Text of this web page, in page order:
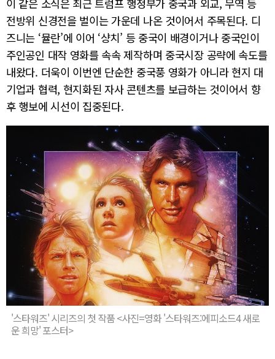
이 같은 소식은 최근 트럼프 행정부가 중국과 외교, 무역 등
전방위 신경전을 벌이는 가운데 나온 것이어서 주목된다. 디
즈니는 ‘뮬란’에 이어 ‘샹치’ 등 중국이 배경이거나 중국인이
주인공인 대작 영화를 속속 제작하며 중국시장 공략에 속도를
내왔다. 더욱이 이번엔 단순한 중국풍 영화가 아니라 현지 대
기업과 협력, 현지화된 자사 콘텐츠를 보급하는 것이어서 향
후 행보에 시선이 집중된다.
'스타워즈' 시리즈의 첫 작품 <사진=영화 '스타워즈:에피소드4 새로
운 희망' 포스터>